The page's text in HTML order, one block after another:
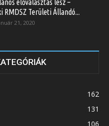
előválasztás lesz –
RMDSZ Területi Állandó...
21, 2020
162
131
106